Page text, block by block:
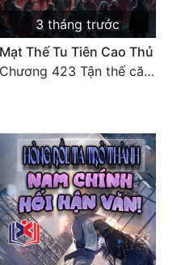
3 tháng trước
Mạt Thế Tu Tiên Cao Thủ
Chương 423 Tận thế căn nguyên cùng phi thăng (Đại kết cục)